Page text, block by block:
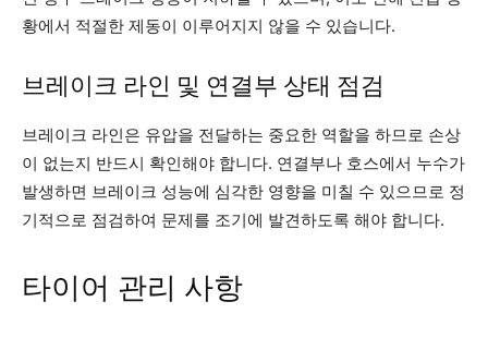
황에서 적절한 제동이 이루어지지 않을 수 있습니다.
브레이크 라인 및 연결부 상태 점검
브레이크 라인은 유압을 전달하는 중요한 역할을 하므로 손상
이 없는지 반드시 확인해야 합니다. 연결부나 호스에서 누수가
발생하면 브레이크 성능에 심각한 영향을 미칠 수 있으므로 정
기적으로 점검하여 문제를 조기에 발견하도록 해야 합니다.
타이어 관리 사항